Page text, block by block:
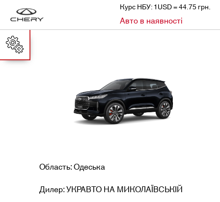
Курс НБУ: 1USD = 44.75 грн.
Авто в наявності
CHERY
Область: Одеська
Дилер: УКРАВТО НА МИКОЛАЇВСЬКІЙ